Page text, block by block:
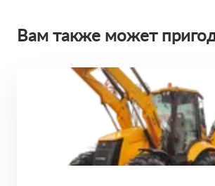
Вам также может